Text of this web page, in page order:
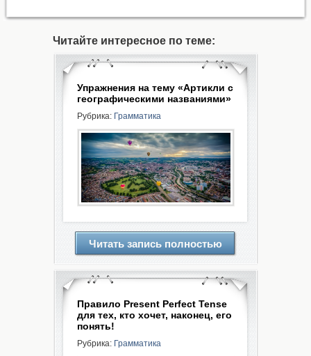
Читайте интересное по теме:
Упражнения на тему «Артикли с
географическими названиями»
Рубрика: Грамматика
Читать запись полностью
Правило Present Perfect Tense
для тех, кто хочет, наконец, его
понять!
Рубрика: Грамматика